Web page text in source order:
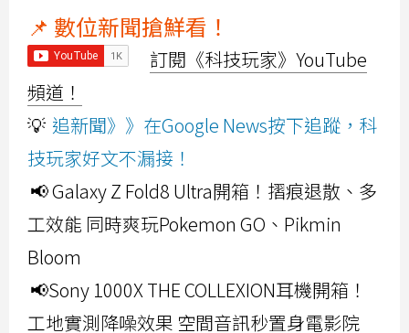
📌 數位新聞搶鮮看！
訂閱《科技玩家》YouTube
頻道！
💡 追新聞》》在Google News按下追蹤，科
技玩家好文不漏接！
📢 Galaxy Z Fold8 Ultra開箱！摺痕退散、多
工效能 同時爽玩Pokemon GO、Pikmin
Bloom
📢Sony 1000X THE COLLEXION耳機開箱！
工地實測降噪效果 空間音訊秒置身電影院